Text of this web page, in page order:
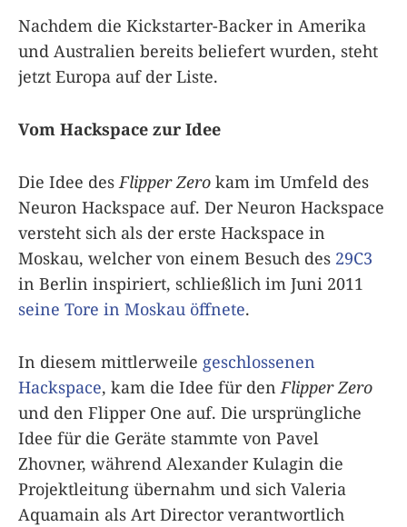
Nachdem die Kickstarter-Backer in Amerika
und Australien bereits beliefert wurden, steht
jetzt Europa auf der Liste.
Vom Hackspace zur Idee
Die Idee desFlipper Zero kam im Umfeld des
Neuron Hackspace auf. Der Neuron Hackspace
versteht sich als der erste Hackspace in
Moskau, welcher von einem Besuch des 29C3
in Berlin inspiriert, schließlich im Juni 2011
seine Tore in Moskau öffnete.
In diesem mittlerweile geschlossenen
Hackspace, kam die Idee für denFlipper Zero
und den Flipper One auf. Die ursprüngliche
Idee für die Geräte stammte von Pavel
Zhovner, während Alexander Kulagin die
Projektleitung übernahm und sich Valeria
Aquamain als Art Director verantwortlich